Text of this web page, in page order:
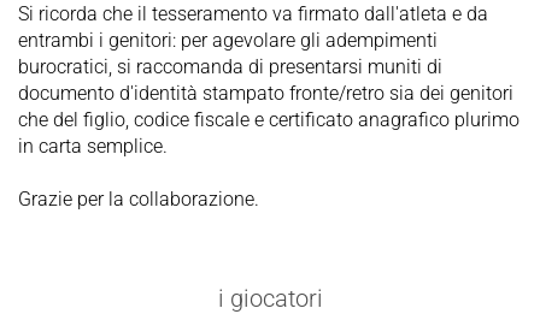
Si ricorda che il tesseramento va firmato dall'atleta e da
entrambi i genitori: per agevolare gli adempimenti
burocratici, si raccomanda di presentarsi muniti di
documento d'identità stampato fronte/retro sia dei genitori
che del figlio, codice fiscale e certificato anagrafico plurimo
in carta semplice.
Grazie per la collaborazione.
i giocatori